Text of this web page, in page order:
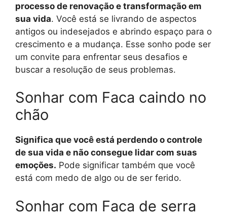
processo de renovação e transformação em
sua vida. Você está se livrando de aspectos
antigos ou indesejados e abrindo espaço para o
crescimento e a mudança. Esse sonho pode ser
um convite para enfrentar seus desafios e
buscar a resolução de seus problemas.
Sonhar com Faca caindo no
chão
Significa que você está perdendo o controle
de sua vida e não consegue lidar com suas
emoções. Pode significar também que você
está com medo de algo ou de ser ferido.
Sonhar com Faca de serra